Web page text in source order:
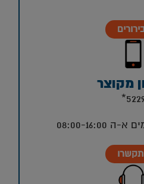
מקוצר
16:00